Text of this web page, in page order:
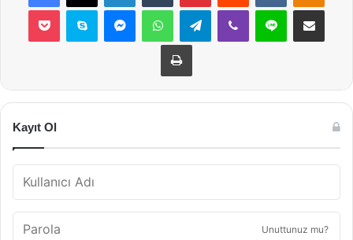
Pocket Skype MessengerWhatsAppTelegramViber Line E-Posta ile
Yazdır
Kayıt Ol
Unuttunuz mu?